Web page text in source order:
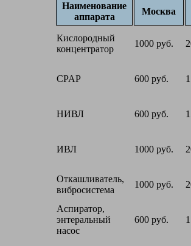
Наименование
аппарата
Москва
Кислородный
концентратор
1000 руб.
CPAP 600 руб.
НИВЛ 600 руб.
ИВЛ 1000 руб.
Откашливатель,
вибросистема
1000 руб.
Аспиратор,
энтеральный
насос
600 руб.